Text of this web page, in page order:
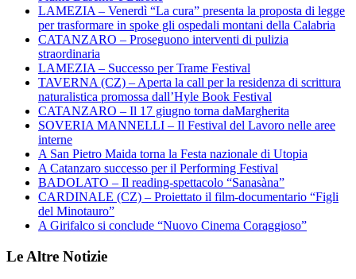
LAMEZIA – Venerdì “La cura” presenta la proposta di legge
per trasformare in spoke gli ospedali montani della Calabria
CATANZARO – Proseguono interventi di pulizia
straordinaria
LAMEZIA – Successo per Trame Festival
TAVERNA (CZ) – Aperta la call per la residenza di scrittura
naturalistica promossa dall’Hyle Book Festival
CATANZARO – Il 17 giugno torna daMargherita
SOVERIA MANNELLI – Il Festival del Lavoro nelle aree
interne
A San Pietro Maida torna la Festa nazionale di Utopia
A Catanzaro successo per il Performing Festival
BADOLATO – Il reading-spettacolo “Sanasàna”
CARDINALE (CZ) – Proiettato il film-documentario “Figli
del Minotauro”
A Girifalco si conclude “Nuovo Cinema Coraggioso”
Le Altre Notizie